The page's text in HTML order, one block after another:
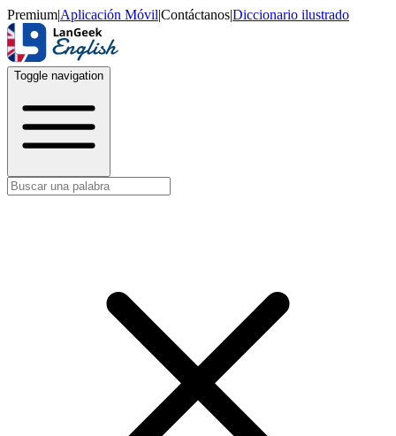
Premium|Aplicación Móvil|Contáctanos|Diccionario ilustrado
Toggle navigation